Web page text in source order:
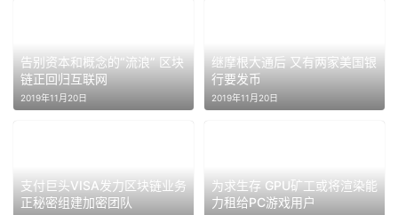
告别资本和概念的“流浪” 区块
链正回归互联网
2019年11月20日
继摩根大通后 又有两家美国银
行要发币
2019年11月20日
支付巨头VISA发力区块链业务
正秘密组建加密团队
为求生存 GPU矿工或将渲染能
力租给PC游戏用户